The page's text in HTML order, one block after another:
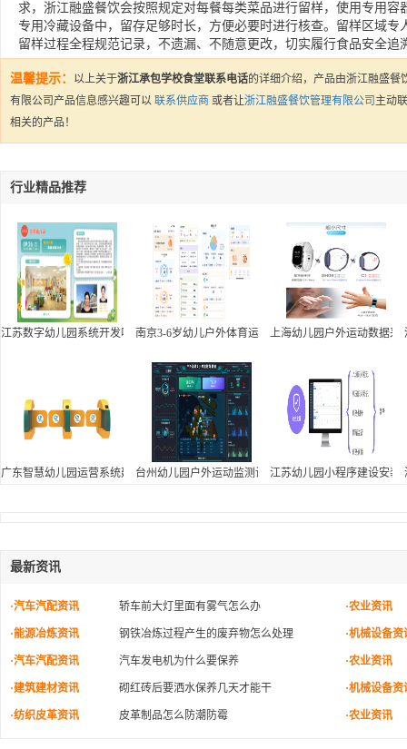
求，浙江融盛餐饮会按照规定对每餐每类菜品进行留样，使用专用
专用冷藏设备中，留存足够时长，方便必要时进行核查。留样区域
留样过程全程规范记录，不遗漏、不随意更改，切实履行食品安全
温馨提示： 以上关于浙江承包学校食堂联系电话的详细介绍，产品由浙江融盛餐
有限公司产品信息感兴趣可以 联系供应商 或者让浙江融盛餐饮管理有限公司 主动
相关的产品！
行业精品推荐
江苏数字幼儿园系统开发哪家好南京3-6岁幼儿户外体育运动监控平台厂家,幼儿园户外2
上海幼儿园户外运动数据采
广东智慧幼儿园运营系统建设采购,幼儿园小程序建设软件公司
台州幼儿园户外运动监测设备网络公司江苏幼儿园小程序建设安装
最新资讯
·汽车汽配资讯 轿车前大灯里面有雾气怎么办 ·农业资讯
·能源冶炼资讯 钢铁冶炼过程产生的废弃物怎么处理 ·机械设备资
·汽车汽配资讯 汽车发电机为什么要保养 ·农业资讯
·建筑建材资讯 砌红砖后要洒水保养几天才能干 ·机械设备资
·纺织皮革资讯 皮革制品怎么防潮防霉 ·农业资讯